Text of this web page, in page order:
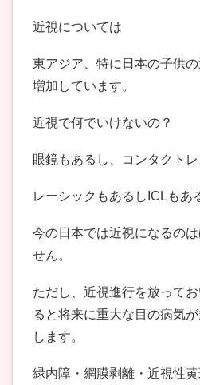
近視については
東アジア、特に日本の子供
増加しています。
近視で何でいけないの？
眼鏡もあるし、コンタクトレ
レーシックもあるしICLもあ
今の日本では近視になるの
せん。
ただし、近視進行を放って
ると将来に重大な目の病気
します。
緑内障・網膜剥離・近視性